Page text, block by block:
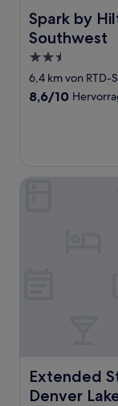
Spark by
Southwest
Spark by
2.5-
Sterne-
Unterkunft
6,4 km von
8.6
8,6/10
Extended
Denver
Extended
Extended Stay